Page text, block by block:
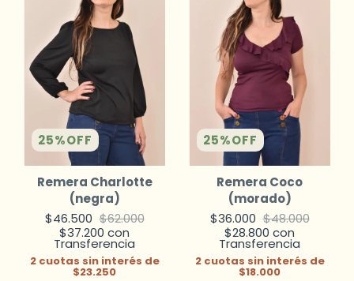
25%OFF
Remera Charlotte
(negra)
$46.500 $62.000
$37.200 con
Transferencia
2 cuotas sin interés de
$23.250
25%OFF
Remera Coco
(morado)
$36.000 $48.000
$28.800 con
Transferencia
2 cuotas sin interés de
$18.000